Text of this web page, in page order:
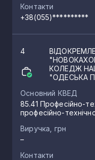
Контакти
+38(055)**********
4
КОЛЕДЖ
"ОДЕСЬКА
Основний КВЕД
85.41 Професійно-
професійно-
Виручка, грн
–
Контакти